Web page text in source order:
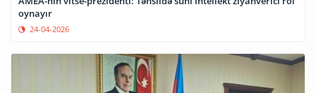
oynayır
24-04-2026